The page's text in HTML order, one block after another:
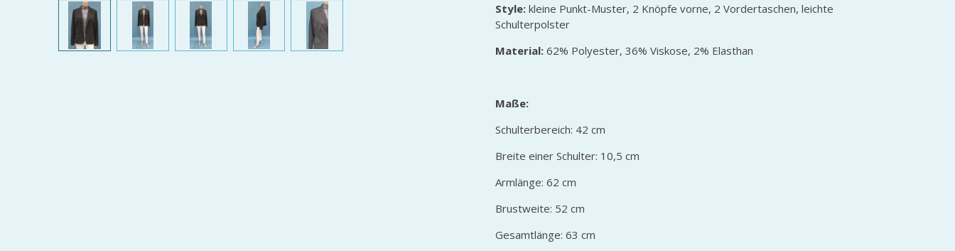
Style: kleine Punkt-Muster, 2 Knöpfe vorne, 2 Vordertaschen, leichte
Schulterpolster
Material: 62% Polyester, 36% Viskose, 2% Elasthan
Maße:
Schulterbereich: 42 cm
Breite einer Schulter: 10,5 cm
Armlänge: 62 cm
Brustweite: 52 cm
Gesamtlänge: 63 cm